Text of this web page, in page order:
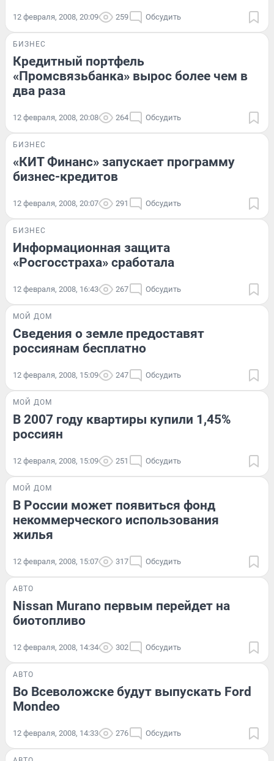
12 февраля, 2008, 20:09 259 Обсудить
БИЗНЕС
Кредитный портфель
«Промсвязьбанка» вырос более чем в
два раза
12 февраля, 2008, 20:08 264 Обсудить
БИЗНЕС
«КИТ Финанс» запускает программу
бизнес-кредитов
12 февраля, 2008, 20:07 291 Обсудить
БИЗНЕС
Информационная защита
«Росгосстраха» сработала
12 февраля, 2008, 16:43 267 Обсудить
МОЙ ДОМ
Сведения о земле предоставят
россиянам бесплатно
12 февраля, 2008, 15:09 247 Обсудить
МОЙ ДОМ
В 2007 году квартиры купили 1,45%
россиян
12 февраля, 2008, 15:09 251 Обсудить
МОЙ ДОМ
В России может появиться фонд
некоммерческого использования
жилья
12 февраля, 2008, 15:07 317 Обсудить
АВТО
Nissan Murano первым перейдет на
биотопливо
12 февраля, 2008, 14:34 302 Обсудить
АВТО
Во Всеволожске будут выпускать Ford
Mondeo
12 февраля, 2008, 14:33 276 Обсудить